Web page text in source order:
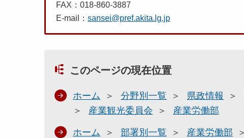
FAX：018-860-3887
E-mail： sansei@pref.akita.lg.jp
このページの現在位置
ホーム 分野別一覧 県政情報
産業観光委員会
産業労働部
ホーム 部署別一覧 産業労働部